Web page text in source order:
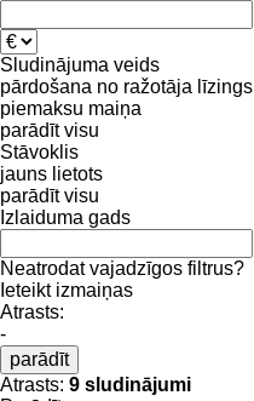
Sludinājuma veids
pārdošana no ražotāja līzings
piemaksu maiņa
parādīt visu
Stāvoklis
jauns lietots
parādīt visu
Izlaiduma gads
Neatrodat vajadzīgos filtrus?
Ieteikt izmaiņas
Atrasts:
-
parādīt
Atrasts: 9 sludinājumi